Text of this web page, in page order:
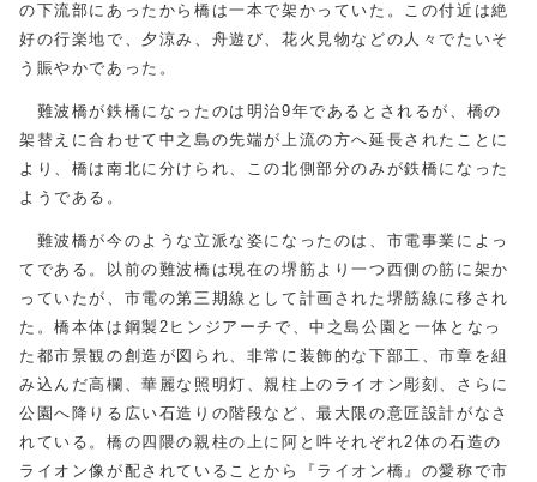
の下流部にあったから橋は一本で架かっていた。この付近は絶
好の行楽地で、夕涼み、舟遊び、花火見物などの人々でたいそ
う賑やかであった。
難波橋が鉄橋になったのは明治9年であるとされるが、橋の
架替えに合わせて中之島の先端が上流の方へ延長されたことに
より、橋は南北に分けられ、この北側部分のみが鉄橋になった
ようである。
難波橋が今のような立派な姿になったのは、市電事業によっ
てである。以前の難波橋は現在の堺筋より一つ西側の筋に架か
っていたが、市電の第三期線として計画された堺筋線に移され
た。橋本体は鋼製2ヒンジアーチで、中之島公園と一体となっ
た都市景観の創造が図られ、非常に装飾的な下部工、市章を組
み込んだ高欄、華麗な照明灯、親柱上のライオン彫刻、さらに
公園へ降りる広い石造りの階段など、最大限の意匠設計がなさ
れている。橋の四隈の親柱の上に阿と吽それぞれ2体の石造の
ライオン像が配されていることから『ライオン橋』の愛称で市